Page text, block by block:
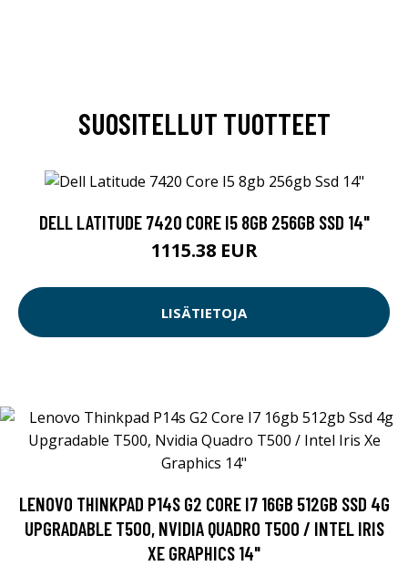
SUOSITELLUT TUOTTEET
DELL LATITUDE 7420 CORE I5 8GB 256GB SSD 14"
1115.38 EUR
LISÄTIETOJA
LENOVO THINKPAD P14S G2 CORE I7 16GB 512GB SSD 4G
UPGRADABLE T500, NVIDIA QUADRO T500 / INTEL IRIS
XE GRAPHICS 14"